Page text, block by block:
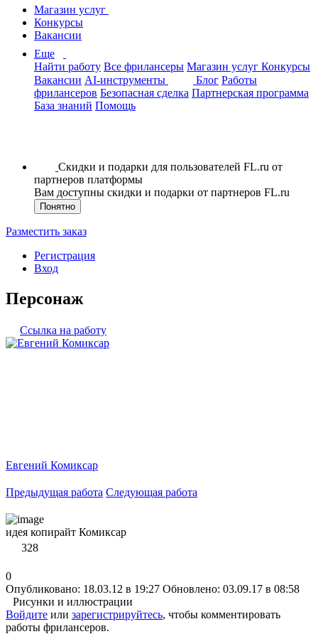
Магазин услуг
Конкурсы
Вакансии
Еще
Найти работу Все фрилансеры Магазин услуг Конкурсы
Вакансии AI-инструменты Блог Работы
фрилансеров Безопасная сделка Партнерская программа
База знаний Помощь
Скидки и подарки для пользователей FL.ru от
партнеров платформы
Вам доступны скидки и подарки от партнеров FL.ru
Понятно
Разместить заказ
Регистрация
Вход
Персонаж
Ссылка на работу
Евгений Комиксар
Предыдущая работа Следующая работа
идея копирайт Комиксар
328
0
Опубликовано: 18.03.12 в 19:27 Обновлено: 03.09.17 в 08:58
Рисунки и иллюстрации
Войдите или зарегистрируйтесь, чтобы комментировать
работы фрилансеров.